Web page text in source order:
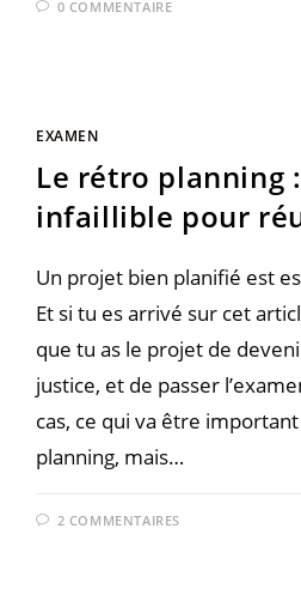
0 COMMENTAIRE
EXAMEN
Le rétro planning
infaillible pour
Un projet bien planifié est
Et si tu es arrivé sur cet
que tu as le projet de
justice, et de passer
cas, ce qui va être
planning, mais…
2 COMMENTAIRES